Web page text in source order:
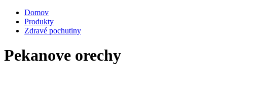
Domov
Produkty
Zdravé pochutiny
Pekanove orechy